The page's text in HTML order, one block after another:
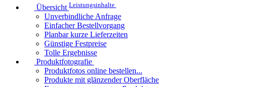
Übersicht Leistungsinhalte
Unverbindliche Anfrage
Einfacher Bestellvorgang
Planbar kurze Lieferzeiten
Günstige Festpreise
Tolle Ergebnisse
Produktfotografie
Produktfotos online bestellen...
Produkte mit glänzender Oberfläche